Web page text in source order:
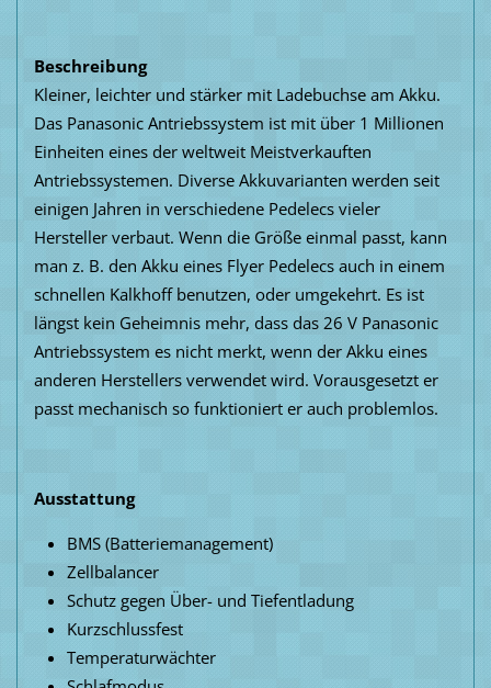
Beschreibung
Kleiner, leichter und stärker mit Ladebuchse am Akku.
Das Panasonic Antriebssystem ist mit über 1 Millionen
Einheiten eines der weltweit Meistverkauften
Antriebssystemen. Diverse Akkuvarianten werden seit
einigen Jahren in verschiedene Pedelecs vieler
Hersteller verbaut. Wenn die Größe einmal passt, kann
man z. B. den Akku eines Flyer Pedelecs auch in einem
schnellen Kalkhoff benutzen, oder umgekehrt. Es ist
längst kein Geheimnis mehr, dass das 26 V Panasonic
Antriebssystem es nicht merkt, wenn der Akku eines
anderen Herstellers verwendet wird. Vorausgesetzt er
passt mechanisch so funktioniert er auch problemlos.
Ausstattung
BMS (Batteriemanagement)
Zellbalancer
Schutz gegen Über- und Tiefentladung
Kurzschlussfest
Temperaturwächter